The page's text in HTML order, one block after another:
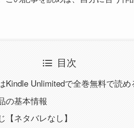
目次
Kindle Unlimitedで全巻無料で読
の基本情報
【ネタバレなし】